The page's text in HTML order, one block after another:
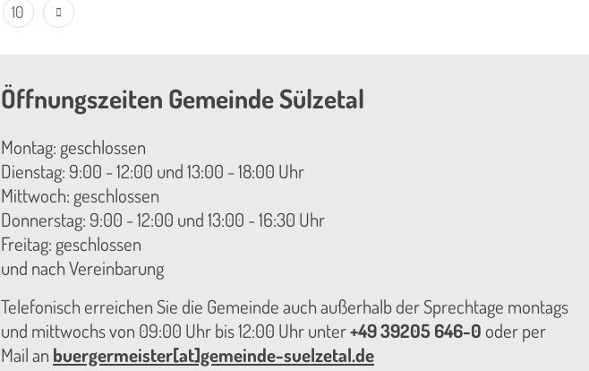
10
Öffnungszeiten Gemeinde Sülzetal
Montag: geschlossen
Dienstag: 9:00 - 12:00 und 13:00 - 18:00 Uhr
Mittwoch: geschlossen
Donnerstag: 9:00 - 12:00 und 13:00 - 16:30 Uhr
Freitag: geschlossen
und nach Vereinbarung
Telefonisch erreichen Sie die Gemeinde auch außerhalb der Sprechtage montags
und mittwochs von 09:00 Uhr bis 12:00 Uhr unter+49 39205 646-0 oder per
Mail an buergermeister[at]gemeinde-suelzetal.de